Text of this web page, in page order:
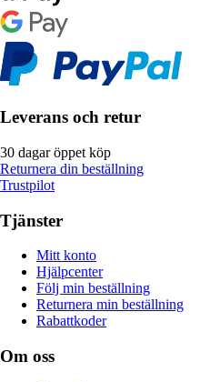
Leverans och retur
30 dagar öppet köp
Returnera din beställning
Trustpilot
Tjänster
Mitt konto
Hjälpcenter
Följ min beställning
Returnera min beställning
Rabattkoder
Om oss